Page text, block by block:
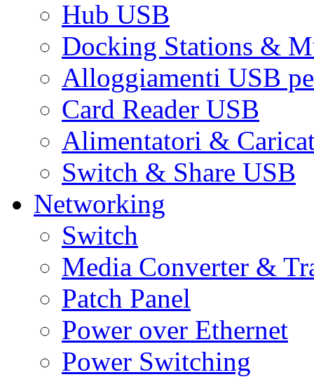
Hub USB
Docking Stations &
Alloggiamenti USB
Card Reader USB
Alimentatori &
Switch & Share USB
Networking
Switch
Media Converter &
Patch Panel
Power over Ethernet
Power Switching